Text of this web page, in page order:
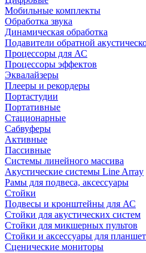
Мобильные комплекты
Обработка звука
Динамическая обработка
Подавители обратной
Процессоры для АС
Процессоры эффектов
Эквалайзеры
Плееры и рекордеры
Портастудии
Портативные
Стационарные
Сабвуферы
Активные
Пассивные
Системы линейного массива
Акустические системы Line Array
Рамы для подвеса, аксессуары
Стойки
Подвесы и кронштейны для АС
Стойки для акустических систем
Стойки для микшерных пультов
Стойки и аксессуары для
Сценические мониторы